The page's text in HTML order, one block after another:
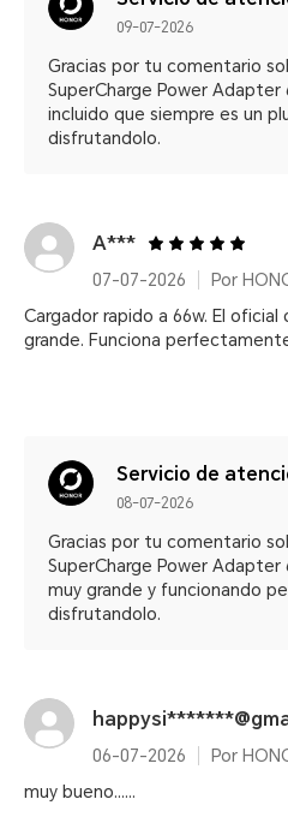
09-07-2026
Gracias por tu comentario
SuperCharge Power Adapter
incluido que siempre es un
disfrutandolo.
A***
07-07-2026
Cargador rapido a 66w. El oficial
grande. Funciona
Servicio de
08-07-2026
Gracias por tu comentario
SuperCharge Power Adapter
muy grande y funcionando
disfrutandolo.
06-07-2026
muy bueno......